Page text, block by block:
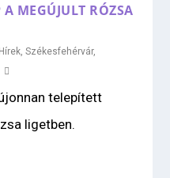
MEGÚJULT RÓZSA
Hírek ,Székesfehérvár,
telepített
ligetben.